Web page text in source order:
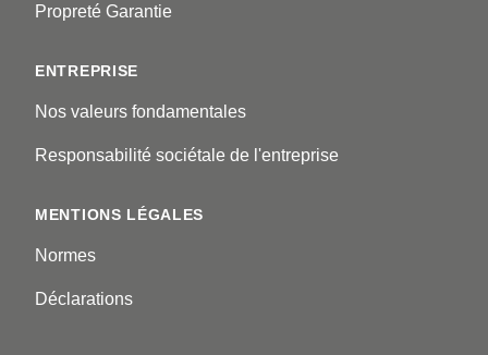
Propreté Garantie
ENTREPRISE
Nos valeurs fondamentales
Responsabilité sociétale de l'entreprise
MENTIONS LÉGALES
Normes
Déclarations